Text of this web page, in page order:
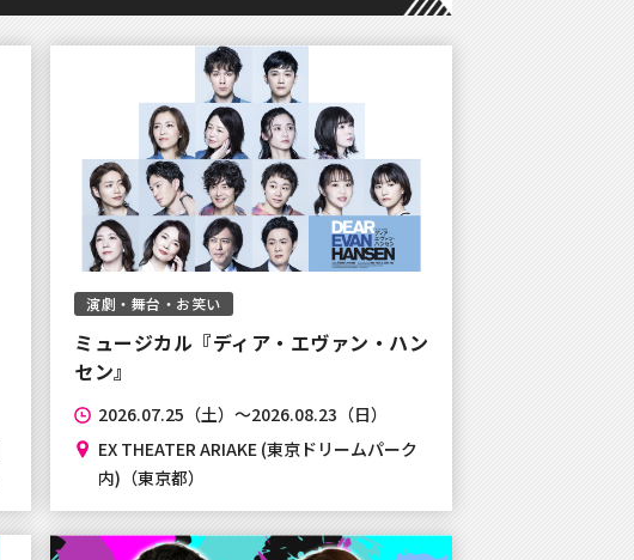
演劇・舞台・お笑い
ミュージカル『ディア・エヴァン・ハン
セン』
2026.07.25（土）～2026.08.23（日）
EX THEATER ARIAKE (東京ドリームパーク
内)（東京都）